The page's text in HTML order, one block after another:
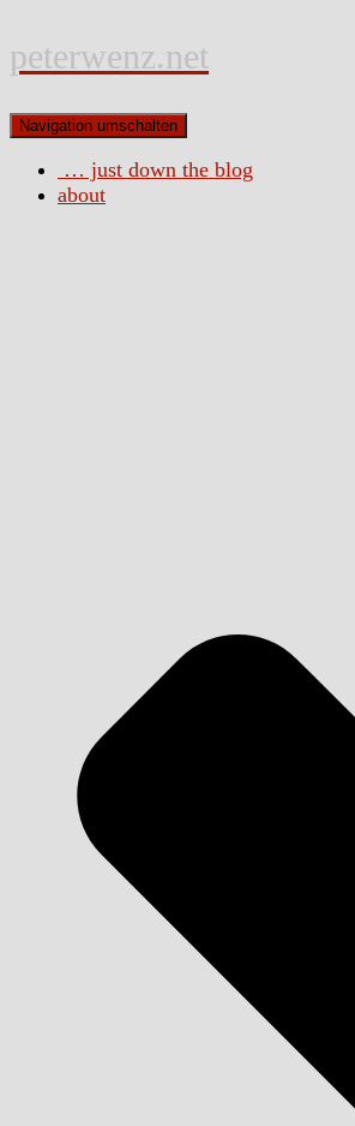
peterwenz.net
Navigation umschalten
… just down the blog
about